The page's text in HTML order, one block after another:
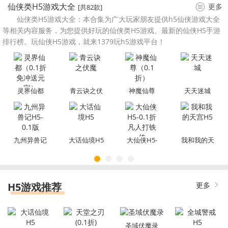
仙侠类H5游戏大全 [共82款]
更多
仙侠类H5游戏大全：本合集为广大玩家朋友提供h5仙侠游戏大全
等相关内容服务，为您提供好玩的仙侠类H5游戏、最新的仙侠H5手游
排行榜。玩仙侠H5游戏，就来1379玩h5游戏平台！
灵界仙都
送元宝）
青云诀之伏 神魔仙尊 天天迷城
九州异兽记 大话仙境H5 大仙侠H5- 我和我的天
H5游戏推荐 更多
圣域伏魔录